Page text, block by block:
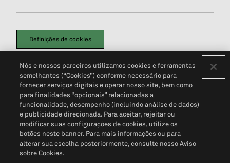
Definições de cookies
Política de PrivacidadePortal de privacidade do cliente (em inglês)
Não Venda Minhas Informações Pessoais© 2026 S&P Global
Nós e nossos parceiros utilizamos cookies e ferramentas
semelhantes (“Cookies”) conforme necessário para
fornecer serviços digitais e operar nosso site, bem como
para finalidades “opcionais” relacionadas a
funcionalidade, desempenho (incluindo análise de dados)
e publicidade direcionada. Para aceitar, rejeitar ou
modificar suas configurações de cookies, utilize os
botões neste banner. Para mais informações ou para
alterar sua escolha posteriormente, consulte nosso Aviso
sobre Cookies.